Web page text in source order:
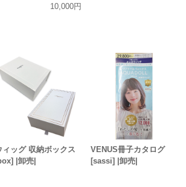
10,000円
ィッグ 収納ボックス
|卸売|
VENUS冊子カタログ
[sassi] |卸売|